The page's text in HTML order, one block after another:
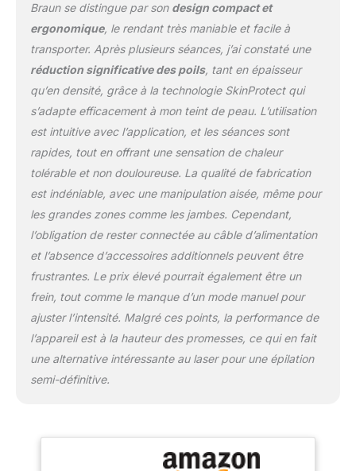
Braun se distingue par son design compact et
ergonomique, le rendant très maniable et facile à
transporter. Après plusieurs séances, j’ai constaté une
réduction significative des poils, tant en épaisseur
qu’en densité, grâce à la technologie SkinProtect qui
s’adapte efficacement à mon teint de peau. L’utilisation
est intuitive avec l’application, et les séances sont
rapides, tout en offrant une sensation de chaleur
tolérable et non douloureuse. La qualité de fabrication
est indéniable, avec une manipulation aisée, même pour
les grandes zones comme les jambes. Cependant,
l’obligation de rester connectée au câble d’alimentation
et l’absence d’accessoires additionnels peuvent être
frustrantes. Le prix élevé pourrait également être un
frein, tout comme le manque d’un mode manuel pour
ajuster l’intensité. Malgré ces points, la performance de
l’appareil est à la hauteur des promesses, ce qui en fait
une alternative intéressante au laser pour une épilation
semi-définitive.